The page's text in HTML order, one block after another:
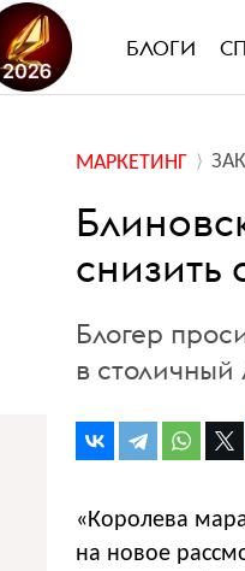
БЛОГИ
МАРКЕТИНГ
снизить
Блогер
в
«Королева
на новое